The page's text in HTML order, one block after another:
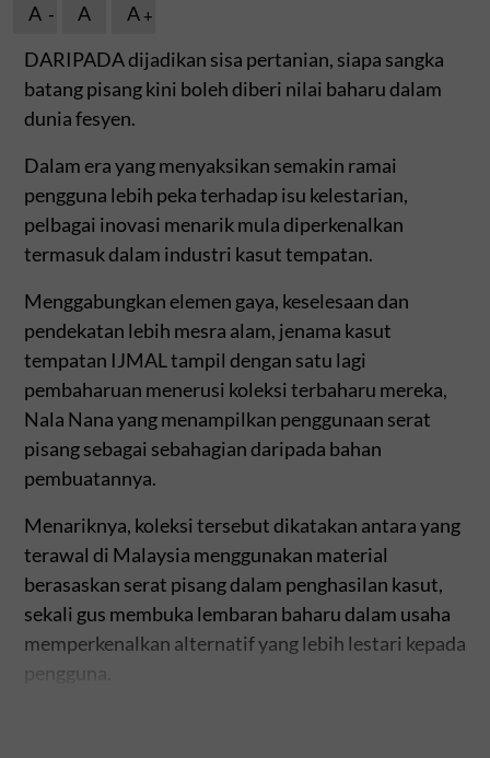
A A
A
DARIPADA dijadikan sisa pertanian, siapa sangka
batang pisang kini boleh diberi nilai baharu dalam
dunia fesyen.
Dalam era yang menyaksikan semakin ramai
pengguna lebih peka terhadap isu kelestarian,
pelbagai inovasi menarik mula diperkenalkan
termasuk dalam industri kasut tempatan.
Menggabungkan elemen gaya, keselesaan dan
pendekatan lebih mesra alam, jenama kasut
tempatan IJMAL tampil dengan satu lagi
pembaharuan menerusi koleksi terbaharu mereka,
Nala Nana yang menampilkan penggunaan serat
pisang sebagai sebahagian daripada bahan
pembuatannya.
Menariknya, koleksi tersebut dikatakan antara yang
terawal di Malaysia menggunakan material
berasaskan serat pisang dalam penghasilan kasut,
sekali gus membuka lembaran baharu dalam usaha
memperkenalkan alternatif yang lebih lestari kepada
pengguna.